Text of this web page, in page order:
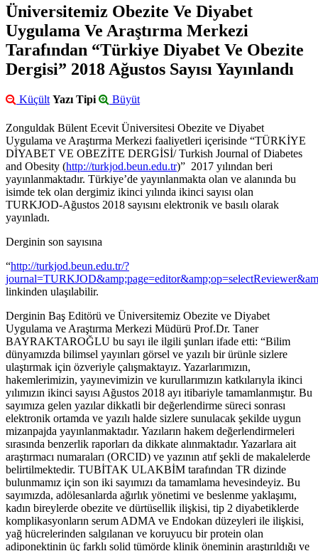
Üniversitemiz Obezite Ve Diyabet
Uygulama Ve Araştırma Merkezi
Tarafından “Türkiye Diyabet Ve Obezite
Dergisi” 2018 Ağustos Sayısı Yayınlandı
Küçült Yazı Tipi Büyüt
Zonguldak Bülent Ecevit Üniversitesi Obezite ve Diyabet
Uygulama ve Araştırma Merkezi faaliyetleri içerisinde “TÜRKİYE
DİYABET VE OBEZİTE DERGİSİ/ Turkish Journal of Diabetes
and Obesity (http://turkjod.beun.edu.tr)” 2017 yılından beri
yayınlanmaktadır. Türkiye’de yayınlanmakta olan ve alanında bu
isimde tek olan dergimiz ikinci yılında ikinci sayısı olan
TURKJOD-Ağustos 2018 sayısını elektronik ve basılı olarak
yayınladı.
Derginin son sayısına
“http://turkjod.beun.edu.tr/?
linkinden ulaşılabilir.
Derginin Baş Editörü ve Üniversitemiz Obezite ve Diyabet
Uygulama ve Araştırma Merkezi Müdürü Prof.Dr. Taner
BAYRAKTAROĞLU bu sayı ile ilgili şunları ifade etti: “Bilim
dünyamızda bilimsel yayınları görsel ve yazılı bir ürünle sizlere
ulaştırmak için özveriyle çalışmaktayız. Yazarlarımızın,
hakemlerimizin, yayınevimizin ve kurullarımızın katkılarıyla ikinci
yılımızın ikinci sayısı Ağustos 2018 ayı itibariyle tamamlanmıştır. Bu
sayımıza gelen yazılar dikkatli bir değerlendirme süreci sonrası
elektronik ortamda ve yazılı halde sizlere sunulacak şekilde uygun
mizanpajda yayınlanmaktadır. Yazıların hakem değerlendirmeleri
sırasında benzerlik raporları da dikkate alınmaktadır. Yazarlara ait
araştırmacı numaraları (ORCID) ve yazının atıf şekli de makalelerde
belirtilmektedir. TUBİTAK ULAKBİM tarafından TR dizinde
bulunmamız için son iki sayımızı da tamamlama hevesindeyiz. Bu
sayımızda, adölesanlarda ağırlık yönetimi ve beslenme yaklaşımı,
kadın bireylerde obezite ve dürtüsellik ilişkisi, tip 2 diyabetiklerde
komplikasyonların serum ADMA ve Endokan düzeyleri ile ilişkisi,
yağ hücrelerinden salgılanan ve koruyucu bir protein olan
adiponektinin üç farklı solid tümörde klinik öneminin araştırıldığı ve